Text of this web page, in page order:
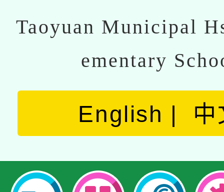
Taoyuan Municipal
ementary
English 中